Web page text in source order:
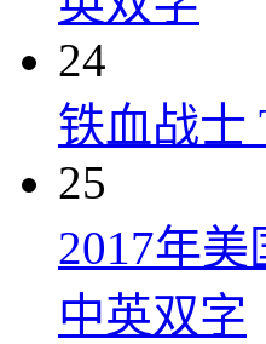
24
铁血战士
25
2017年
中英双字